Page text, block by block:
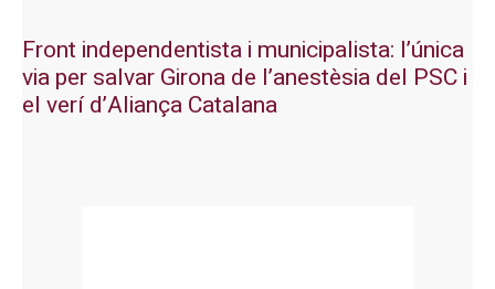
Front independentista i municipalista: l’única
via per salvar Girona de l’anestèsia del PSC i
el verí d’Aliança Catalana